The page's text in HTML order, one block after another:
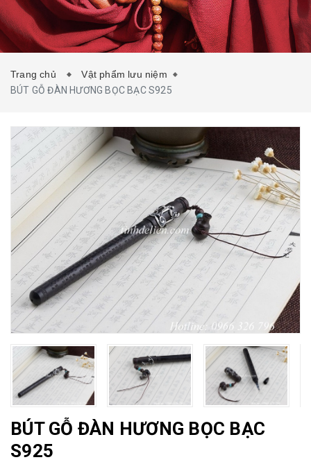
TIN TỨC LIÊN HỆ
Trang chủ
Vật phẩm lưu niệm
BÚT GỖ ĐÀN HƯƠNG BỌC BẠC S925
BÚT GỖ ĐÀN HƯƠNG BỌC BẠC
S925